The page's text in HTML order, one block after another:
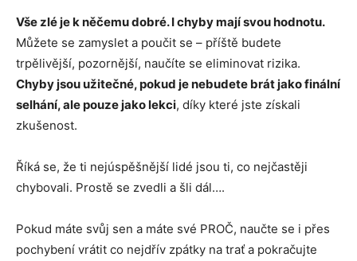
Vše zlé je k něčemu dobré. I chyby mají svou hodnotu.
Můžete se zamyslet a poučit se – příště budete
trpělivější, pozornější, naučíte se eliminovat rizika.
Chyby jsou užitečné, pokud je nebudete brát jako finální
selhání, ale pouze jako lekci, díky které jste získali
zkušenost.
Říká se, že ti nejúspěšnější lidé jsou ti, co nejčastěji
chybovali. Prostě se zvedli a šli dál….
Pokud máte svůj sen a máte své PROČ, naučte se i přes
pochybení vrátit co nejdřív zpátky na trať a pokračujte